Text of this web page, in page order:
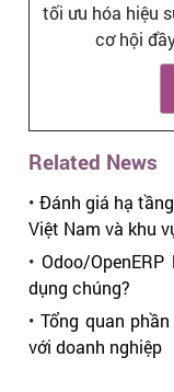
tối ưu hóa hiệu
cơ hội
Related News
• Đánh giá hạ
Việt Nam và khu
•Odoo/
dụng chúng?
•Tổng quan
với doanh nghiệp